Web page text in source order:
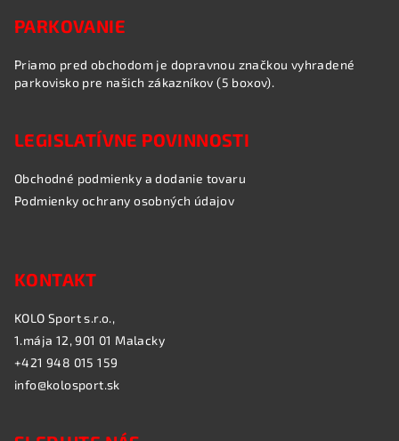
PARKOVANIE
Priamo pred obchodom je dopravnou značkou vyhradené
parkovisko pre našich zákazníkov (5 boxov).
LEGISLATÍVNE POVINNOSTI
Obchodné podmienky a dodanie tovaru
Podmienky ochrany osobných údajov
KONTAKT
KOLO Sport s.r.o.,
1.mája 12, 901 01 Malacky
+421 948 015 159
info@kolosport.sk